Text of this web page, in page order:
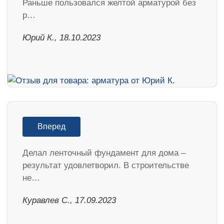
Раньше пользовался желтой арматурой без
р…
Юрий К., 18.10.2023
Вперед
Делал ленточный фундамент для дома –
результат удовлетворил. В строительстве
не…
Куравлев С., 17.09.2023